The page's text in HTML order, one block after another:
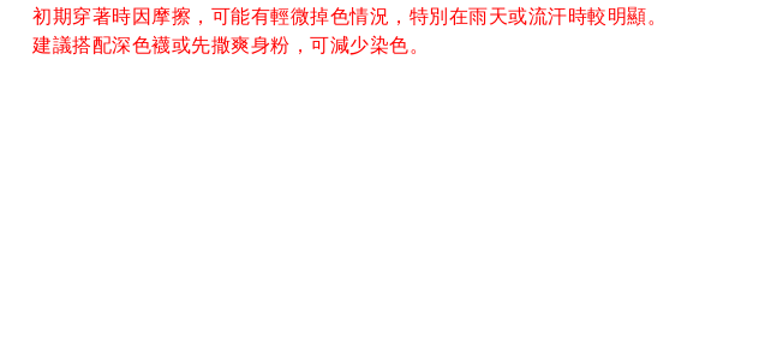
初期穿著時因摩擦，可能有輕微掉色情況，特別在雨天或流汗時較明顯。
建議搭配深色襪或先撒爽身粉，可減少染色。